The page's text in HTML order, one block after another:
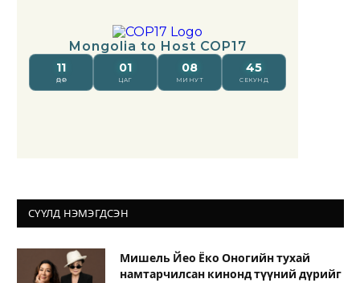
СҮҮЛД НЭМЭГДСЭН
Мишель Йео Ёко Оногийн тухай
намтарчилсан кинонд түүний дүрийг